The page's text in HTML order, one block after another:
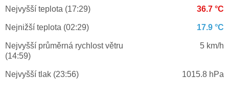
Nejvyšší teplota (17:29) 36.7 °C
Nejnižší teplota (02:29) 17.9 °C
Nejvyšší průměrná rychlost větru
(14:59)
5 km/h
Nejvyšší tlak (23:56) 1015.8 hPa